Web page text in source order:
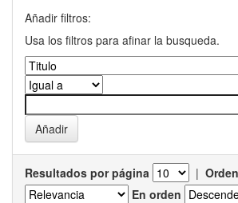
Añadir filtros:
Usa los filtros para afinar la busqueda.
Resultados por página |
En orden